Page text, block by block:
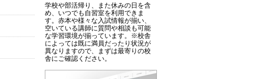
学校や部活帰り、また休みの日を含
め、いつでも自習室を利用できま
す。赤本や様々な入試情報が揃い、
空いている講師に質問や相談も可能
な学習環境が揃っています。※校舎
によっては既に満員だったり状況が
異なりますので、まずは最寄りの校
舎にご確認ください。